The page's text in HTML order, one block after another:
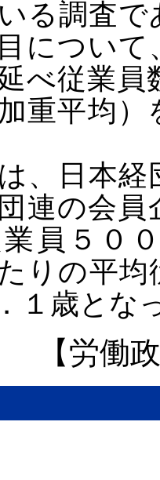
る調査
につい
べ従業
重平均
、日本
連の会
員５０
りの平
１歳とな
【労働